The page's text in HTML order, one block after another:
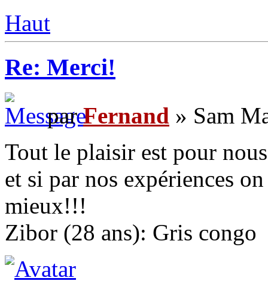
Haut
Re: Merci!
parFernand » Sam
Tout le plaisir est pour
et si par nos expériences
mieux!!!
Zibor (28 ans): Gris congo